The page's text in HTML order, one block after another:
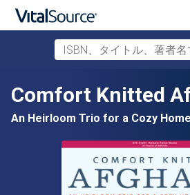
メインコンテンツへスキップ
ISBN、タイトル、著者名
Comfort Knitted
An Heirloom Trio for a Cozy